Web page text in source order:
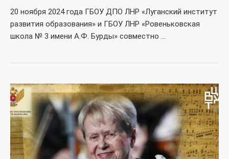
20 ноября 2024 года ГБОУ ДПО ЛНР «Луганский институт
развития образования» и ГБОУ ЛНР «Ровеньковская
школа № 3 имени А.Ф. Бурды» совместно …